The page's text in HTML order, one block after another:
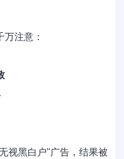
注意：
视黑白户"广告，结果被